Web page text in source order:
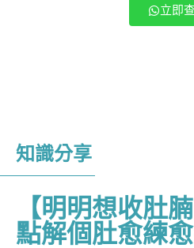
立即
知識分享
【明明想收肚腩
點解個肚愈練愈